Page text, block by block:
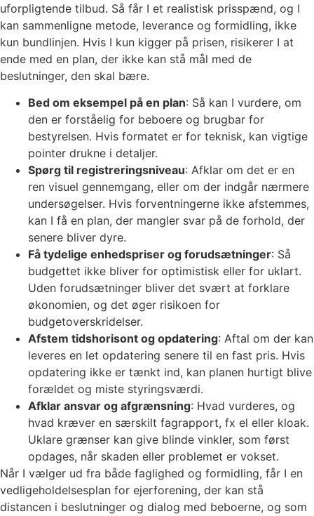
uforpligtende tilbud. Så får I et realistisk prisspænd, og I
kan sammenligne metode, leverance og formidling, ikke
kun bundlinjen. Hvis I kun kigger på prisen, risikerer I at
ende med en plan, der ikke kan stå mål med de
beslutninger, den skal bære.
Bed om eksempel på en plan: Så kan I vurdere, om
den er forståelig for beboere og brugbar for
bestyrelsen. Hvis formatet er for teknisk, kan vigtige
pointer drukne i detaljer.
Spørg til registreringsniveau: Afklar om det er en
ren visuel gennemgang, eller om der indgår nærmere
undersøgelser. Hvis forventningerne ikke afstemmes,
kan I få en plan, der mangler svar på de forhold, der
senere bliver dyre.
Få tydelige enhedspriser og forudsætninger: Så
budgettet ikke bliver for optimistisk eller for uklart.
Uden forudsætninger bliver det svært at forklare
økonomien, og det øger risikoen for
budgetoverskridelser.
Afstem tidshorisont og opdatering: Aftal om der kan
leveres en let opdatering senere til en fast pris. Hvis
opdatering ikke er tænkt ind, kan planen hurtigt blive
forældet og miste styringsværdi.
Afklar ansvar og afgrænsning: Hvad vurderes, og
hvad kræver en særskilt fagrapport, fx el eller kloak.
Uklare grænser kan give blinde vinkler, som først
opdages, når skaden eller problemet er vokset.
Når I vælger ud fra både faglighed og formidling, får I en
vedligeholdelsesplan for ejerforening, der kan stå
distancen i beslutninger og dialog med beboerne, og som